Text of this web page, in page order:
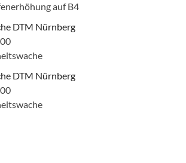
auf B4
DTM Nürnberg
DTM Nürnberg